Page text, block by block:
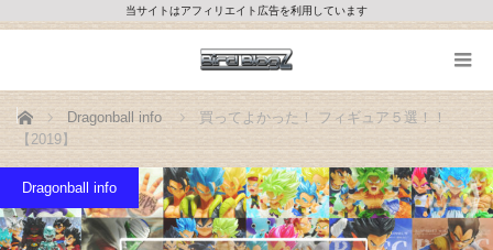
当サイトはアフィリエイト広告を利用しています
ホーム Dragonball info
買ってよかった！ フィギュア５選！！
【2019】
Dragonball info